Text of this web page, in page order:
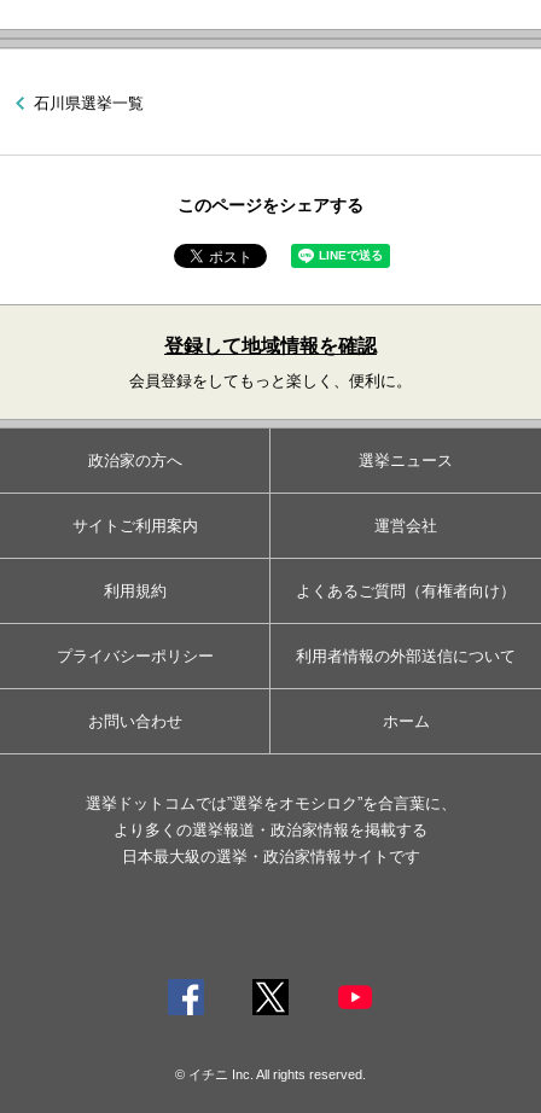
石川県選挙一覧
このページをシェアする
登録して地域情報を確認
会員登録をしてもっと楽しく、便利に。
政治家の方へ 選挙ニュース
サイトご利用案内 運営会社
利用規約 よくあるご質問（有権者向け）
プライバシーポリシー 利用者情報の外部送信について
お問い合わせ ホーム
選挙ドットコムでは”選挙をオモシロク”を合言葉に、
より多くの選挙報道・政治家情報を掲載する
日本最大級の選挙・政治家情報サイトです
© イチニ Inc. All rights reserved.